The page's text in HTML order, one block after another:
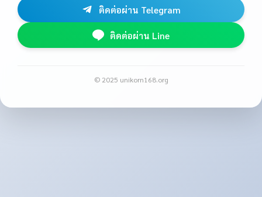
ติดต่อผ่าน Telegram
ติดต่อผ่าน Line
© 2025 unikorn168.org